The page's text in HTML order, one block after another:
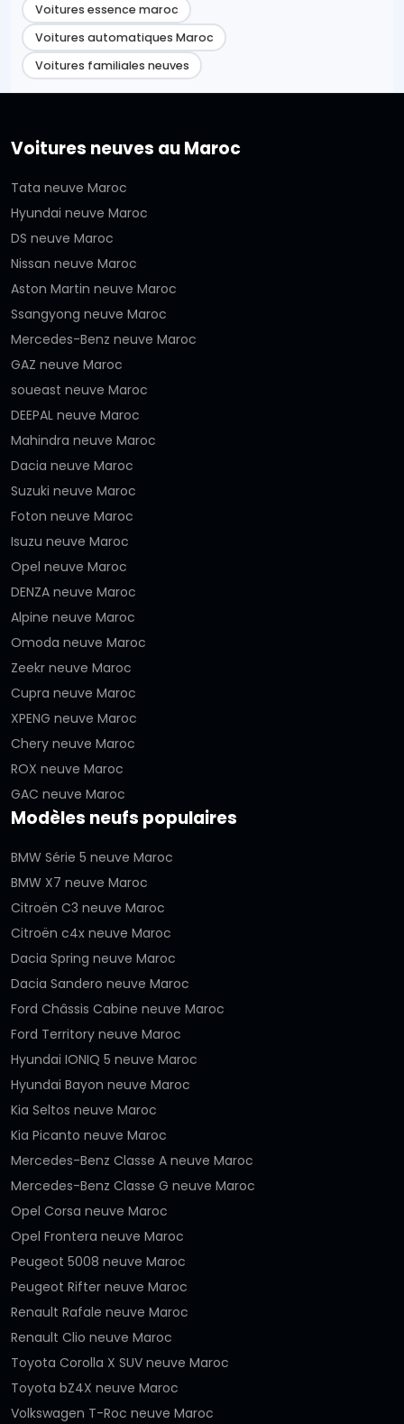
Voitures essence maroc
Voitures automatiques Maroc
Voitures familiales neuves
Voitures neuves au Maroc
Tata neuve Maroc
Hyundai neuve Maroc
DS neuve Maroc
Nissan neuve Maroc
Aston Martin neuve Maroc
Ssangyong neuve Maroc
Mercedes-Benz neuve Maroc
GAZ neuve Maroc
soueast neuve Maroc
DEEPAL neuve Maroc
Mahindra neuve Maroc
Dacia neuve Maroc
Suzuki neuve Maroc
Foton neuve Maroc
Isuzu neuve Maroc
Opel neuve Maroc
DENZA neuve Maroc
Alpine neuve Maroc
Omoda neuve Maroc
Zeekr neuve Maroc
Cupra neuve Maroc
XPENG neuve Maroc
Chery neuve Maroc
ROX neuve Maroc
GAC neuve Maroc
Modèles neufs populaires
BMW Série 5 neuve Maroc
BMW X7 neuve Maroc
Citroën C3 neuve Maroc
Citroën c4x neuve Maroc
Dacia Spring neuve Maroc
Dacia Sandero neuve Maroc
Ford Châssis Cabine neuve Maroc
Ford Territory neuve Maroc
Hyundai IONIQ 5 neuve Maroc
Hyundai Bayon neuve Maroc
Kia Seltos neuve Maroc
Kia Picanto neuve Maroc
Mercedes-Benz Classe A neuve Maroc
Mercedes-Benz Classe G neuve Maroc
Opel Corsa neuve Maroc
Opel Frontera neuve Maroc
Peugeot 5008 neuve Maroc
Peugeot Rifter neuve Maroc
Renault Rafale neuve Maroc
Renault Clio neuve Maroc
Toyota Corolla X SUV neuve Maroc
Toyota bZ4X neuve Maroc
Volkswagen T-Roc neuve Maroc